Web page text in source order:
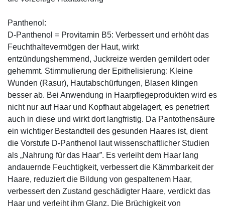
Panthenol:
D-Panthenol = Provitamin B5: Verbessert und erhöht das
Feuchthaltevermögen der Haut, wirkt
entzündungshemmend, Juckreize werden gemildert oder
gehemmt. Stimmulierung der Epithelisierung: Kleine
Wunden (Rasur), Hautabschürfungen, Blasen klingen
besser ab. Bei Anwendung in Haarpflegeprodukten wird es
nicht nur auf Haar und Kopfhaut abgelagert, es penetriert
auch in diese und wirkt dort langfristig. Da Pantothensäure
ein wichtiger Bestandteil des gesunden Haares ist, dient
die Vorstufe D-Panthenol laut wissenschaftlicher Studien
als „Nahrung für das Haar”. Es verleiht dem Haar lang
andauernde Feuchtigkeit, verbessert die Kämmbarkeit der
Haare, reduziert die Bildung von gespaltenem Haar,
verbessert den Zustand geschädigter Haare, verdickt das
Haar und verleiht ihm Glanz. Die Brüchigkeit von